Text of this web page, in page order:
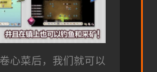
心菜后，我们就可以